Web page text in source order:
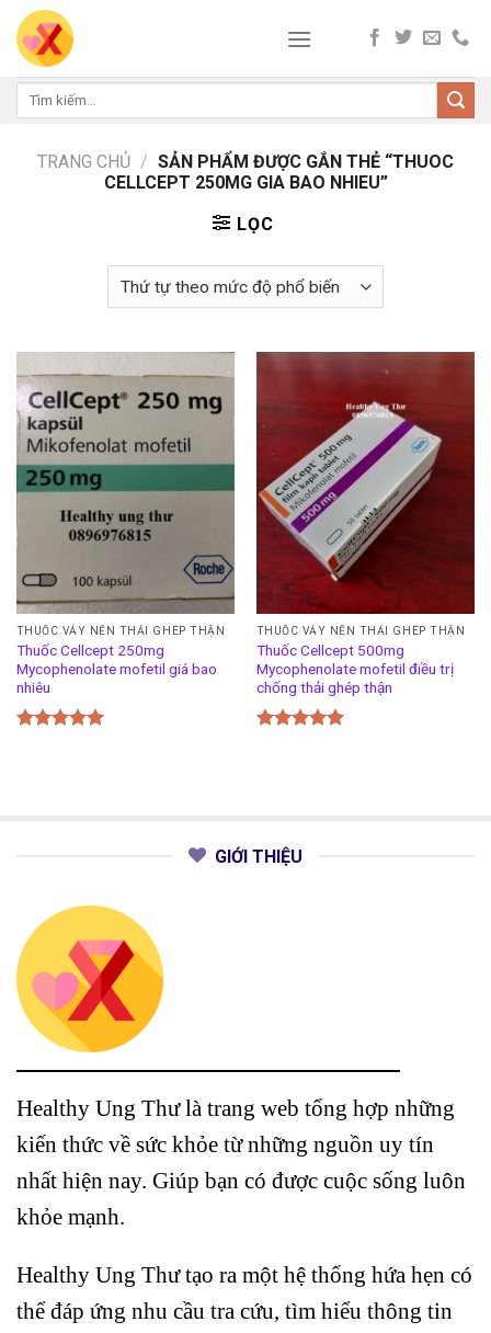
Skip
content
Tìm
TRANG CHỦ / SẢN PHẨM ĐƯỢC GẮN THẺ “THUOC
CELLCEPT 250MG GIA BAO NHIEU”
LỌC
THUỐC VẢY NẾN THẢI GHÉP THẬN
Thuốc Cellcept 250mg
Mycophenolate mofetil giá bao
nhiêu
THUỐC VẢY NẾN THẢI GHÉP THẬN
Thuốc Cellcept 500mg
Mycophenolate mofetil điều trị
chống thải ghép thận
GIỚI THIỆU
Healthy Ung Thư là trang web tổng hợp những
kiến thức về sức khỏe từ những nguồn uy tín
nhất hiện nay. Giúp bạn có được cuộc sống luôn
khỏe mạnh.
Healthy Ung Thư tạo ra một hệ thống hứa hẹn có
thể đáp ứng nhu cầu tra cứu, tìm hiểu thông tin